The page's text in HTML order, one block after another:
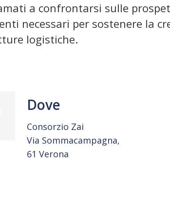
a confrontarsi sulle
necessari per sostenere la
logistiche.
Dove
Consorzio Zai
Via Sommacampagna,
61 Verona